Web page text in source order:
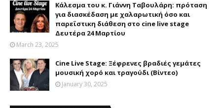
Κάλεσμα του κ. Γιάννη Ταβουλάρη: πρόταση
για διασκέδαση με χαλαρωτική όσο και
παρεΐστικη διάθεση στο cine live stage
Δευτέρα 24 Μαρτίου
March 23, 2025
Cine Live Stage: Ξέφρενες βραδιές γεμάτες
μουσική χορό και τραγούδι (Βίντεο)
January 30, 2025